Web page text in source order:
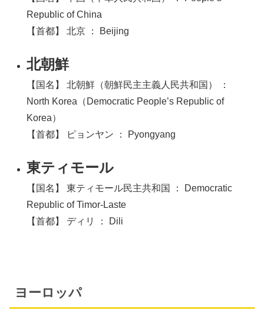
Republic of China
【首都】 北京 ： Beijing
北朝鮮
【国名】 北朝鮮（朝鮮民主主義人民共和国） ：
North Korea（Democratic People’s Republic of
Korea）
【首都】 ピョンヤン ： Pyongyang
東ティモール
【国名】 東ティモール民主共和国 ： Democratic
Republic of Timor-Laste
【首都】 ディリ ： Dili
ヨーロッパ